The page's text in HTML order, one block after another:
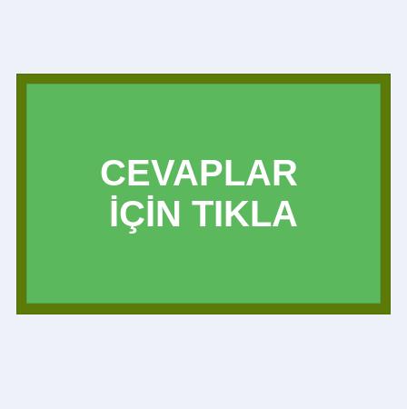
CEVAPLAR
İÇİN TIKLA